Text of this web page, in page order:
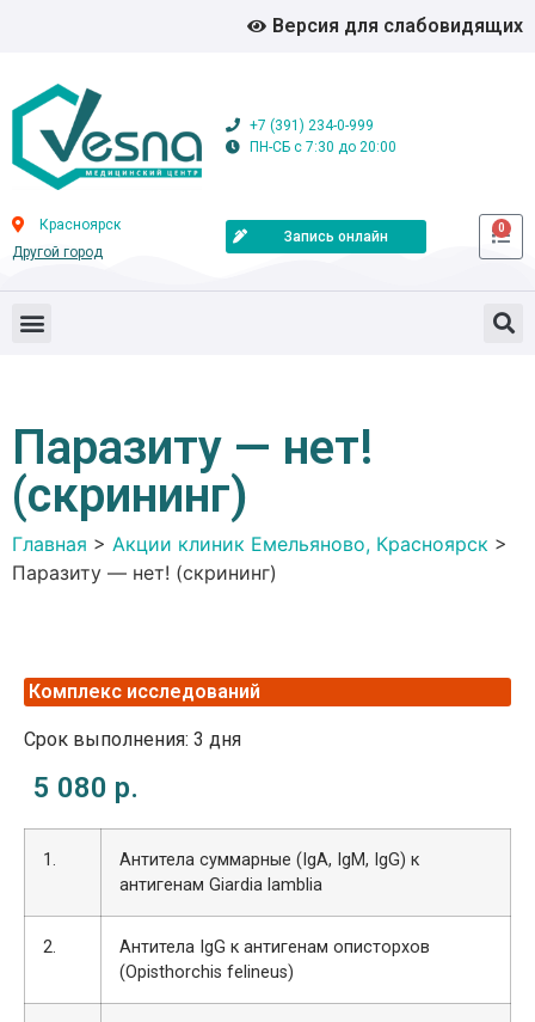
Версия для слабовидящих
+7 (391) 234-0-999
ПН-СБ с 7:30 до 20:00
Красноярск
Другой город
Запись онлайн
0
Паразиту — нет!
(скрининг)
Главная > Акции клиник Емельяново, Красноярск >
Паразиту — нет! (скрининг)
Комплекс исследований
Срок выполнения: 3 дня
5 080 р.
1.
Антитела суммарные (IgA, IgM, IgG) к
антигенам Giardia lamblia
2.
Антитела IgG к антигенам описторхов
(Opisthorchis felineus)